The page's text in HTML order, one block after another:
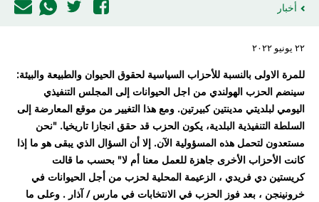
أخبار
٢٢ يونيو ٢٠٢٢
للمرة الاولى بالنسبة للأحزاب السياسية لحقوق الحيوان والطبيعة والبيئة:
سينضم الحزب الهولندي من اجل الحيوانات إلى المجلس التنفيذي
اليومي لبلديتي مدينتين كبيرتين. ومع هذا التغيير من موقع المعارضة إلى
السلطة التنفيذية البلدية، يكون الحزب قد حقق انجازا تاريخيا. "نحن
مستعدون لتحمل هذه المسؤولية الآن. إلا أن السؤال الذي يبقى هو ما إذا
كانت الأحزاب الأخرى جاهزة للعمل معنا أم لا" بحسب ما قالت
كريستين دي فريدي ، الزعيمة المحلية لحزب من أجل الحيوانات في
خرونينجن ، بعد فوز الحزب في الانتخابات في مارس / آذار . وعلى ما